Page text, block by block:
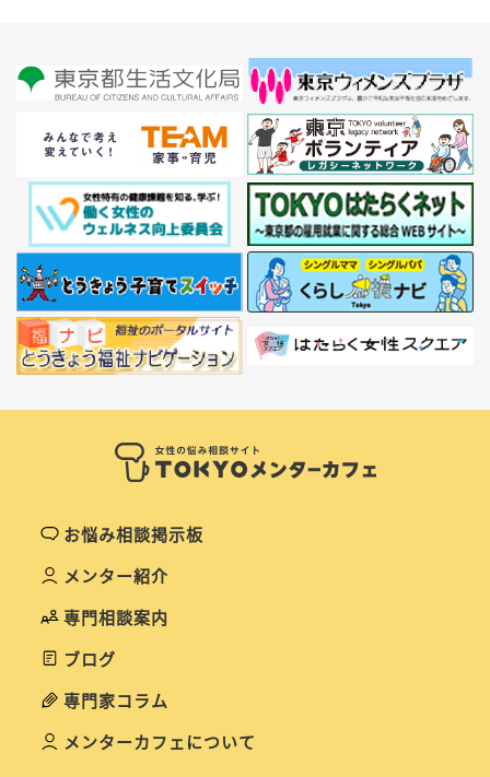
お悩み相談掲示板
メンター紹介
専門相談案内
ブログ
専門家コラム
メンターカフェについて